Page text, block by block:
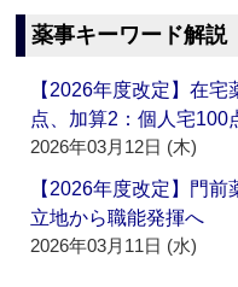
薬事キーワード解説
【2026年度改定】在
点、加算2：個人宅
2026年03月12日 (木)
【2026年度改定】門
立地から職能発揮へ
2026年03月11日 (水)